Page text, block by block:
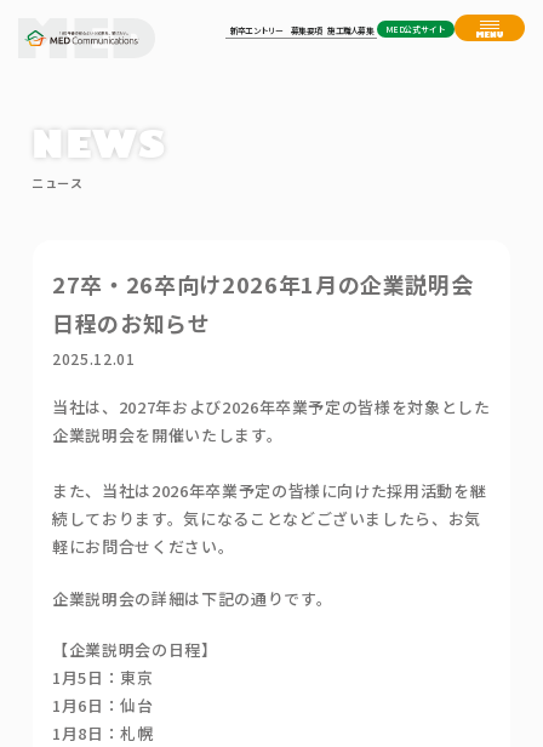
新卒エントリー 募集要項 施工職人募集 MED公式サイト
NEWS
ニュース
27卒・26卒向け2026年1月の企業説明会
日程のお知らせ
2025.12.01
当社は、2027年および2026年卒業予定の皆様を対象とした
企業説明会を開催いたします。
また、当社は2026年卒業予定の皆様に向けた採用活動を継
続しております。気になることなどございましたら、お気
軽にお問合せください。
企業説明会の詳細は下記の通りです。
【企業説明会の日程】
1月5日：東京
1月6日：仙台
1月8日：札幌